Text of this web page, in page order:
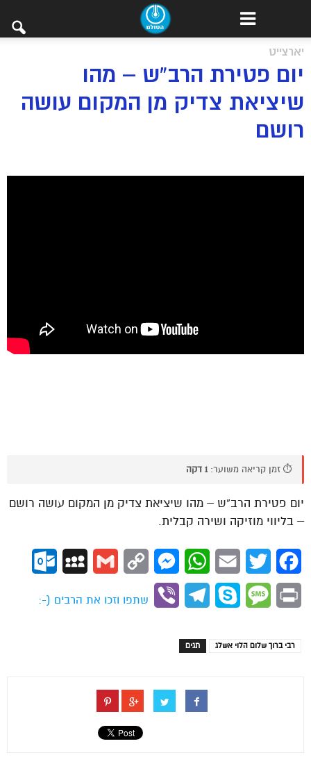
יארצייט
יום פטירת הרב”ש – מהו
שיציאת צדיק מן המקום עושה
רושם
⏱️ זמן קריאה משוער: 1 דקה
יום פטירת הרב”ש – מהו שיציאת צדיק מן המקום עושה רושם
– בליווי מוזיקה ושירה קבלית.
Facebook
Twitter
Email
WhatsApp
Messenger
Copy
Gmail
MySpace
Print
Message
Skype
Telegram
Viber
שתפו וזכו את הרבים (-:
תגים רבי ברוך שלום הלוי אשלג